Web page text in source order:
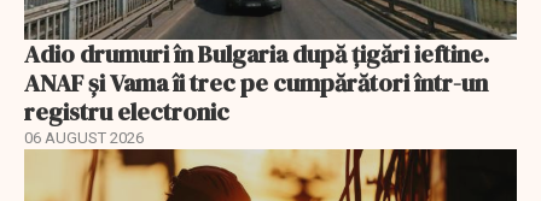
Adio drumuri în Bulgaria după țigări ieftine.
ANAF și Vama îi trec pe cumpărători într-un
registru electronic
06 AUGUST 2026